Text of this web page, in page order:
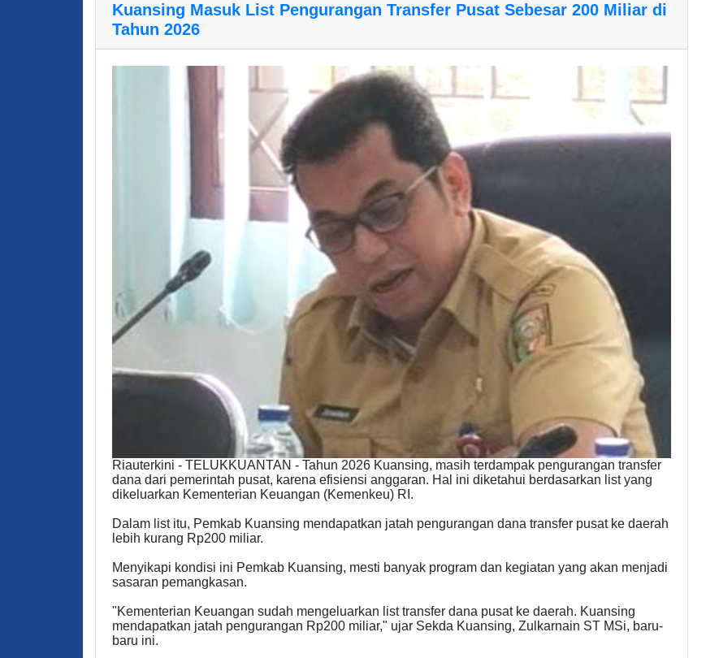
Kuansing Masuk List Pengurangan Transfer Pusat Sebesar 200 Miliar di
Tahun 2026
Riauterkini - TELUKKUANTAN - Tahun 2026 Kuansing, masih terdampak pengurangan transfer
dana dari pemerintah pusat, karena efisiensi anggaran. Hal ini diketahui berdasarkan list yang
dikeluarkan Kementerian Keuangan (Kemenkeu) RI.
Dalam list itu, Pemkab Kuansing mendapatkan jatah pengurangan dana transfer pusat ke daerah
lebih kurang Rp200 miliar.
Menyikapi kondisi ini Pemkab Kuansing, mesti banyak program dan kegiatan yang akan menjadi
sasaran pemangkasan.
"Kementerian Keuangan sudah mengeluarkan list transfer dana pusat ke daerah. Kuansing
mendapatkan jatah pengurangan Rp200 miliar," ujar Sekda Kuansing, Zulkarnain ST MSi, baru-
baru ini.